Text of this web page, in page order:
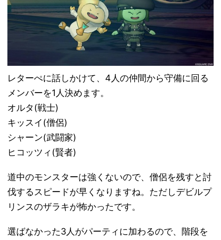
レターぺに話しかけて、4人の仲間から守備に回る
メンバーを1人決めます。
オルタ(戦士)
キッスイ(僧侶)
シャーン(武闘家)
ヒコッツィ(賢者)
道中のモンスターは強くないので、僧侶を残すと討
伐するスピードが早くなりますね。ただしデビルプ
リンスのザラキが怖かったです。
選ばなかった3人がパーティに加わるので、階段を